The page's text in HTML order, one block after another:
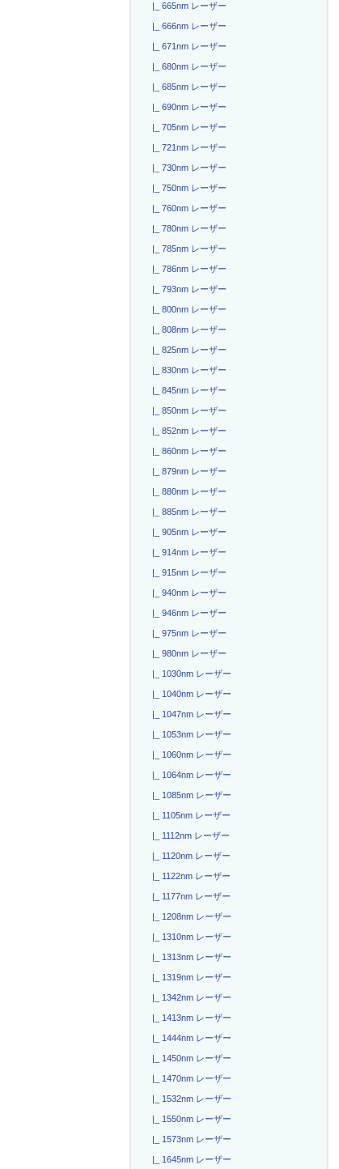
|_ 665nm レーザー
|_ 666nm レーザー
|_ 671nm レーザー
|_ 680nm レーザー
|_ 685nm レーザー
|_ 690nm レーザー
|_ 705nm レーザー
|_ 721nm レーザー
|_ 730nm レーザー
|_ 750nm レーザー
|_ 760nm レーザー
|_ 780nm レーザー
|_ 785nm レーザー
|_ 786nm レーザー
|_ 793nm レーザー
|_ 800nm レーザー
|_ 808nm レーザー
|_ 825nm レーザー
|_ 830nm レーザー
|_ 845nm レーザー
|_ 850nm レーザー
|_ 852nm レーザー
|_ 860nm レーザー
|_ 879nm レーザー
|_ 880nm レーザー
|_ 885nm レーザー
|_ 905nm レーザー
|_ 914nm レーザー
|_ 915nm レーザー
|_ 940nm レーザー
|_ 946nm レーザー
|_ 975nm レーザー
|_ 980nm レーザー
|_ 1030nm レーザー
|_ 1040nm レーザー
|_ 1047nm レーザー
|_ 1053nm レーザー
|_ 1060nm レーザー
|_ 1064nm レーザー
|_ 1085nm レーザー
|_ 1105nm レーザー
|_ 1112nm レーザー
|_ 1120nm レーザー
|_ 1122nm レーザー
|_ 1177nm レーザー
|_ 1208nm レーザー
|_ 1310nm レーザー
|_ 1313nm レーザー
|_ 1319nm レーザー
|_ 1342nm レーザー
|_ 1413nm レーザー
|_ 1444nm レーザー
|_ 1450nm レーザー
|_ 1470nm レーザー
|_ 1532nm レーザー
|_ 1550nm レーザー
|_ 1573nm レーザー
|_ 1645nm レーザー